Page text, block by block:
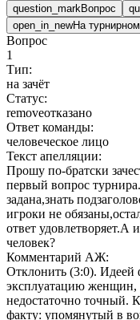
question_mark Вопрос
open_in_newНа
Вопрос
1
Тип:
на зачёт
Статус:
removeотказано
Ответ команды:
человеческое лицо
Текст апелляции:
Прошу по-братски
первый вопрос
задана,знать
игроки не
ответ удовлетворяет.А
человек?
Комментарий АЖ:
Отклонить (3:0). Идеей
эксплуатацию женщин,
недостаточно точный.
факту: упомянутый в